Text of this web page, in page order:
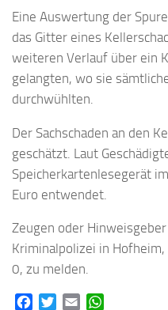
Eine Auswertung der
das Gitter eines
weiteren Verlauf über ein
gelangten, wo sie
durchwühlten.
Der Sachschaden an den
geschätzt. Laut
Speicherkartenlesegerät
Euro entwendet.
Zeugen oder
Kriminalpolizei in
0, zu melden.
FacebookTwitterEmail